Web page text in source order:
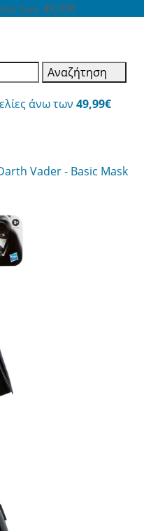
των 49,99€
Αναζήτηση
άνω των 49,99€
Vader - Basic Mask